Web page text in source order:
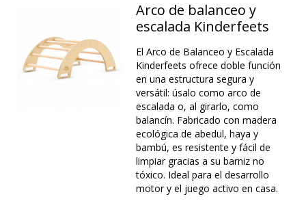
Arco de balanceo y
escalada Kinderfeets
El Arco de Balanceo y Escalada
Kinderfeets ofrece doble función
en una estructura segura y
versátil: úsalo como arco de
escalada o, al girarlo, como
balancín. Fabricado con madera
ecológica de abedul, haya y
bambú, es resistente y fácil de
limpiar gracias a su barniz no
tóxico. Ideal para el desarrollo
motor y el juego activo en casa.